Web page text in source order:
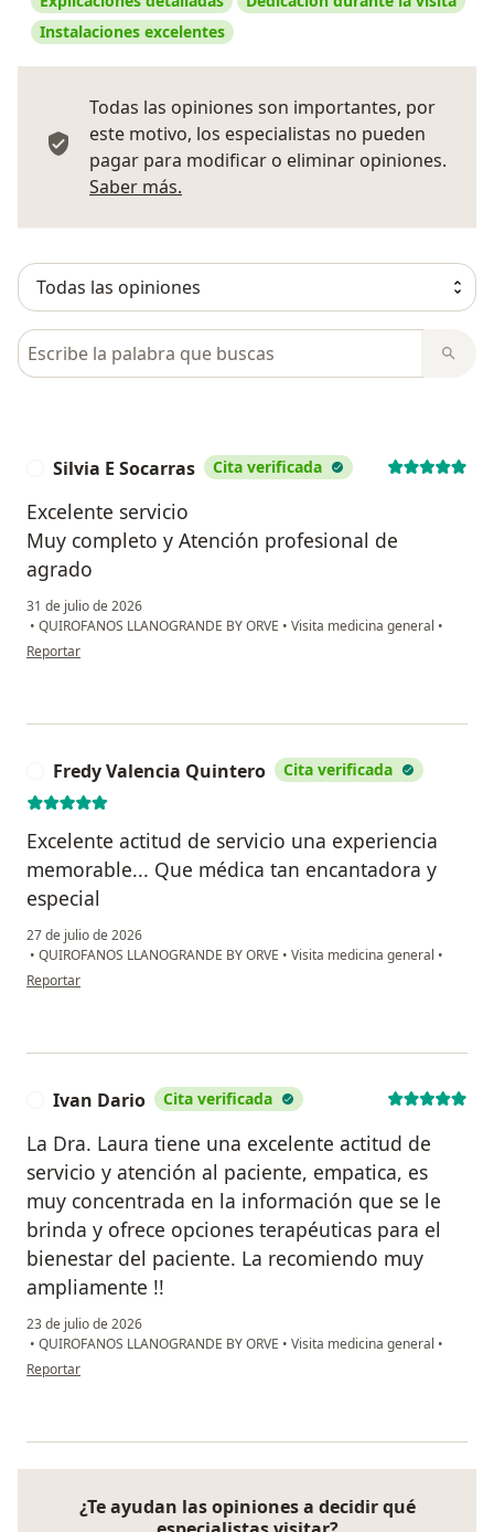
Instalaciones excelentes
Todas las opiniones son importantes, por
este motivo, los especialistas no pueden
pagar para modificar o eliminar opiniones.
Saber más.
Busca en opiniones
Silvia E Socarras Cita verificada
Excelente servicio
Muy completo y Atención profesional de
agrado
31 de julio de 2026
• QUIROFANOS LLANOGRANDE BY ORVE • Visita medicina general •
en opinión del usuario Silvia E Socarras
Reportar
Fredy Valencia Quintero Cita verificada
Excelente actitud de servicio una experiencia
memorable... Que médica tan encantadora y
especial
27 de julio de 2026
• QUIROFANOS LLANOGRANDE BY ORVE • Visita medicina general •
en opinión del usuario Fredy Valencia Quintero
Reportar
Ivan Dario Cita verificada
La Dra. Laura tiene una excelente actitud de
servicio y atención al paciente, empatica, es
muy concentrada en la información que se le
brinda y ofrece opciones terapéuticas para el
bienestar del paciente. La recomiendo muy
ampliamente !!
23 de julio de 2026
• QUIROFANOS LLANOGRANDE BY ORVE • Visita medicina general •
en opinión del usuario Ivan Dario
Reportar
¿Te ayudan las opiniones a decidir qué